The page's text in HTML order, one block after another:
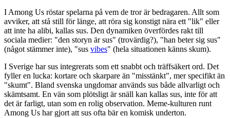
I Among Us röstar spelarna på vem de tror är bedragaren. Allt som
avviker, att stå still för länge, att röra sig konstigt nära ett "lik" eller
att inte ha alibi, kallas sus. Den dynamiken överfördes rakt till
sociala medier: "den storyn är sus" (trovärdig?), "han beter sig sus"
(något stämmer inte), "sus vibes" (hela situationen känns skum).
I Sverige har sus integrerats som ett snabbt och träffsäkert ord. Det
fyller en lucka: kortare och skarpare än "misstänkt", mer specifikt än
"skumt". Bland svenska ungdomar används sus både allvarligt och
skämtsamt. En vän som plötsligt är snäll kan kallas sus, inte för att
det är farligt, utan som en rolig observation. Meme-kulturen runt
Among Us har gjort att sus ofta bär en komisk underton.